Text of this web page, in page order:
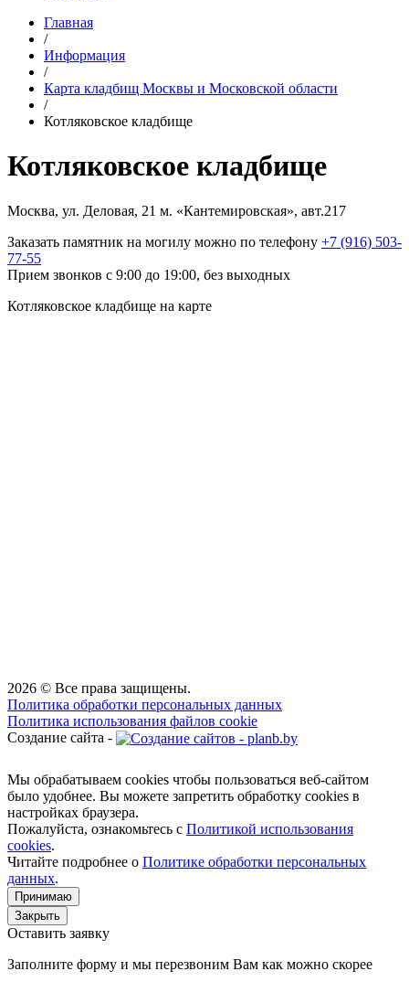
Главная
/
Информация
/
Карта кладбищ Москвы и Московской области
/
Котляковское кладбище
Котляковское кладбище
Москва, ул. Деловая, 21 м. «Кантемировская», авт.217
Заказать памятник на могилу можно по телефону +7 (916) 503-
77-55
Прием звонков с 9:00 до 19:00, без выходных
Котляковское кладбище на карте
2026 © Все права защищены.
Политика обработки персональных данных
Политика использования файлов cookie
Создание сайта -
Мы обрабатываем cookies чтобы пользоваться веб-сайтом
было удобнее. Вы можете запретить обработку сookies в
настройках браузера.
Пожалуйста, ознакомьтесь с Политикой использования
cookies.
Читайте подробнее о Политике обработки персональных
данных.
Принимаю
Закрыть
Оставить заявку
Заполните форму и мы перезвоним Вам как можно скорее